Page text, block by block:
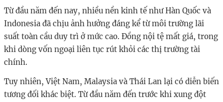
Từ đầu năm đến nay, nhiều nền kinh tế như Hàn Quốc và
Indonesia đã chịu ảnh hưởng đáng kể từ môi trường lãi
suất toàn cầu duy trì ở mức cao. Đồng nội tệ mất giá, trong
khi dòng vốn ngoại liên tục rút khỏi các thị trường tài
chính.
Tuy nhiên, Việt Nam, Malaysia và Thái Lan lại có diễn biến
tương đối khác biệt. Từ đầu năm đến trước khi xung đột